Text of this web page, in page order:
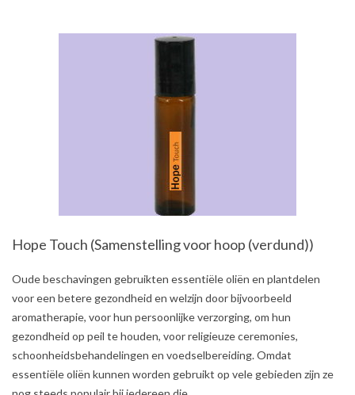
Hope Touch (Samenstelling voor hoop (verdund))
2021-
Oude beschavingen gebruikten essentiële oliën en plantdelen
voor een betere gezondheid en welzijn door bijvoorbeeld
aromatherapie, voor hun persoonlijke verzorging, om hun
gezondheid op peil te houden, voor religieuze ceremonies,
schoonheidsbehandelingen en voedselbereiding. Omdat
essentiële oliën kunnen worden gebruikt op vele gebieden zijn ze